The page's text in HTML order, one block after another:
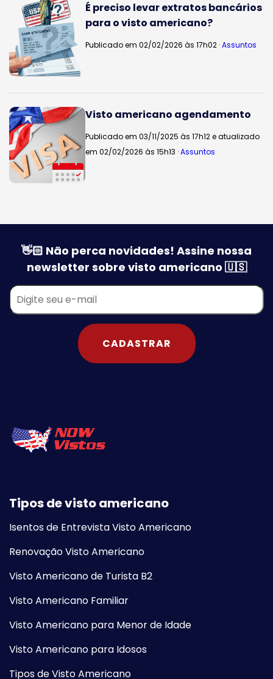
É preciso levar extratos bancários
para o visto americano?
Publicado em 02/02/2026 às 17h02 ·Assuntos
Visto americano agendamento
Publicado em 03/11/2025 às 17h12 e atualizado
em 02/02/2026 às 15h13 ·Assuntos
👋🏻 Não perca novidades! Assine nossa
newsletter sobre visto americano 🇺🇸
CADASTRAR
Tipos de visto americano
Isentos de Entrevista Visto Americano
Renovação Visto Americano
Visto Americano de Turista B2
Visto Americano Familiar
Visto Americano para Menor de Idade
Visto Americano para Idosos
Tipos de Visto Americano